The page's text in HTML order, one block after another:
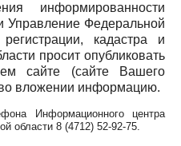
информированности
Управление Федеральной
кадастра и
просит опубликовать
сайте (сайте Вашего
вложении информацию.
Информационного центра
области 8 (4712) 52-92-75.